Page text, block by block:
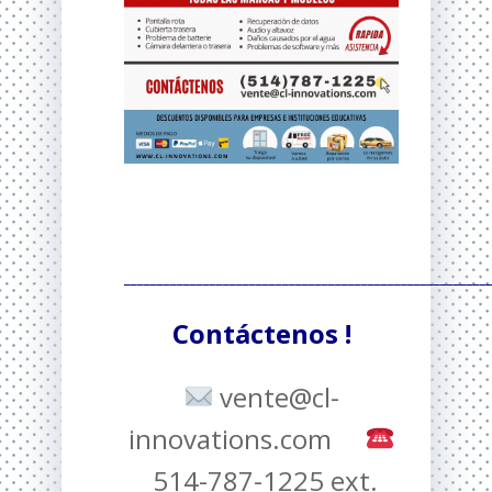
Contáctenos !
vente@cl-
innovations.com
514-787-1225 ext.